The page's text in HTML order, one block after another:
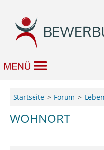
Bewerbungseditor
Startseite Forum
WOHNORT